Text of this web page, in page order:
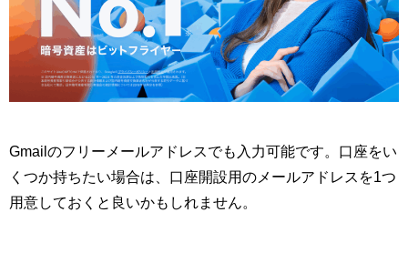
Gmailのフリーメールアドレスでも入力可能です。口座をい
くつか持ちたい場合は、口座開設用のメールアドレスを1つ
用意しておくと良いかもしれません。